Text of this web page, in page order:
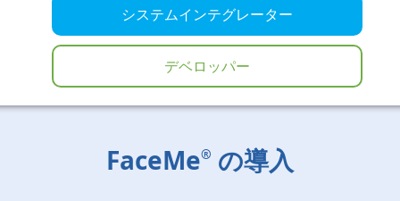
システムインテグレーター
デベロッパー
FaceMe® の導入